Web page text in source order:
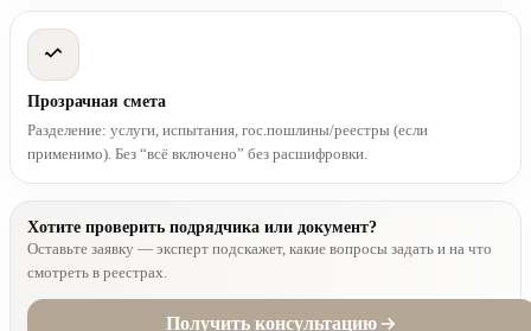
Прозрачная смета
Разделение: услуги, испытания, гос.пошлины/реестры (если
применимо). Без “всё включено” без расшифровки.
Хотите проверить подрядчика или документ?
Оставьте заявку — эксперт подскажет, какие вопросы задать и на что
смотреть в реестрах.
Получить консультацию